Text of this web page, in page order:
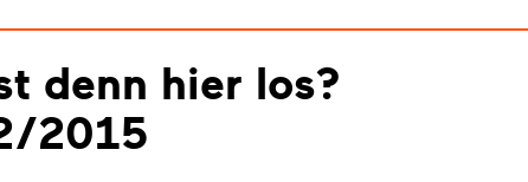
denn hier los?
2015